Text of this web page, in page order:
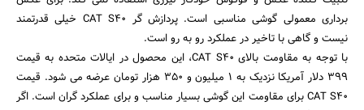
برداری معمولی گوشی مناسبی است. پردازش گر CAT S40 خیلی قدرتمند
نیست و گاهی با تاخیر در عملکرد رو به رو است.
با توجه به مقاومت بالای CAT S40، این محصول در ایالات متحده به قیمت
399 دلار آمریکا نزدیک به 1 میلیون و 350 هزار تومان عرضه می شود. قیمت
CAT S40 برای مقاومت این گوشی بسیار مناسب و برای عملکرد گران است. اگر